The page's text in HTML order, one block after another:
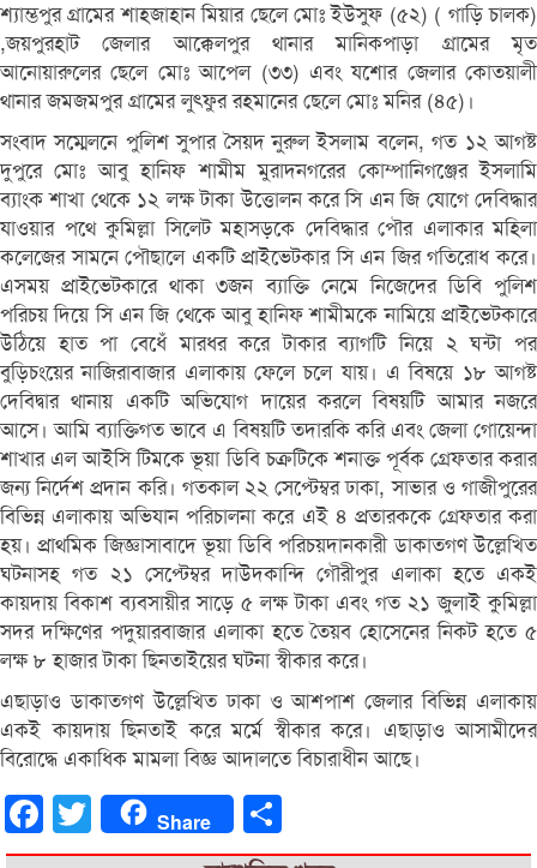
শ্যাম্ভপুর গ্রামের শাহজাহান মিয়ার ছেলে মোঃ ইউসুফ (৫২) ( গাড়ি চালক)
,জয়পুরহাট জেলার আক্কেলপুর থানার মানিকপাড়া গ্রামের মৃত
আনোয়ারুলের ছেলে মোঃ আপেল (৩৩) এবং যশোর জেলার কোতয়ালী
থানার জমজমপুর গ্রামের লুৎফুর রহমানের ছেলে মোঃ মনির (৪৫)।
সংবাদ সম্মেলনে পুলিশ সুপার সৈয়দ নুরুল ইসলাম বলেন, গত ১২ আগষ্ট
দুপুরে মোঃ আবু হানিফ শামীম মুরাদনগরের কোম্পানিগঞ্জের ইসলামি
ব্যাংক শাখা থেকে ১২ লক্ষ টাকা উত্তোলন করে সি এন জি যোগে দেবিদ্ধার
যাওয়ার পথে কুমিল্লা সিলেট মহাসড়কে দেবিদ্ধার পৌর এলাকার মহিলা
কলেজের সামনে পৌছালে একটি প্রাইভেটকার সি এন জির গতিরোধ করে।
এসময় প্রাইভেটকারে থাকা ৩জন ব্যাক্তি নেমে নিজেদের ডিবি পুলিশ
পরিচয় দিয়ে সি এন জি থেকে আবু হানিফ শামীমকে নামিয়ে প্রাইভেটকারে
উঠিয়ে হাত পা বেধেঁ মারধর করে টাকার ব্যাগটি নিয়ে ২ ঘন্টা পর
বুড়িচংয়ের নাজিরাবাজার এলাকায় ফেলে চলে যায়। এ বিষয়ে ১৮ আগষ্ট
দেবিদ্বার থানায় একটি অভিযোগ দায়ের করলে বিষয়টি আমার নজরে
আসে। আমি ব্যাক্তিগত ভাবে এ বিষয়টি তদারকি করি এবং জেলা গোয়েন্দা
শাখার এল আইসি টিমকে ভূয়া ডিবি চক্রটিকে শনাক্ত পূর্বক গ্রেফতার করার
জন্য নির্দেশ প্রদান করি। গতকাল ২২ সেপ্টেম্বর ঢাকা, সাভার ও গাজীপুরের
বিভিন্ন এলাকায় অভিযান পরিচালনা করে এই ৪ প্রতারককে গ্রেফতার করা
হয়। প্রাথমিক জিজ্ঞাসাবাদে ভূয়া ডিবি পরিচয়দানকারী ডাকাতগণ উল্লেখিত
ঘটনাসহ গত ২১ সেপ্টেম্বর দাউদকান্দি গৌরীপুর এলাকা হতে একই
কায়দায় বিকাশ ব্যবসায়ীর সাড়ে ৫ লক্ষ টাকা এবং গত ২১ জুলাই কুমিল্লা
সদর দক্ষিণের পদুয়ারবাজার এলাকা হতে তৈয়ব হোসেনের নিকট হতে ৫
লক্ষ ৮ হাজার টাকা ছিনতাইয়ের ঘটনা স্বীকার করে।
এছাড়াও ডাকাতগণ উল্লেখিত ঢাকা ও আশপাশ জেলার বিভিন্ন এলাকায়
একই কায়দায় ছিনতাই করে মর্মে স্বীকার করে। এছাড়াও আসামীদের
বিরোদ্ধে একাধিক মামলা বিজ্ঞ আদালতে বিচারাধীন আছে।
FacebookTwitter Share